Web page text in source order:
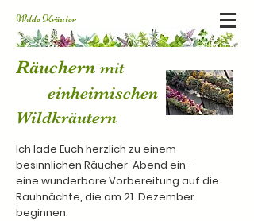
Wilde Kräuter
Räuchern mit
einheimischen
Wildkräutern
Ich lade Euch herzlich zu einem
besinnlichen Räucher-Abend ein –
eine wunderbare Vorbereitung auf die
Rauhnächte, die am 21. Dezember
beginnen.